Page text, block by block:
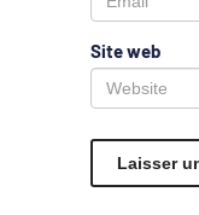
Site web